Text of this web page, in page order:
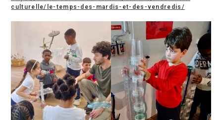
culturelle/le-temps-des-mardis-et-des-vendredis/